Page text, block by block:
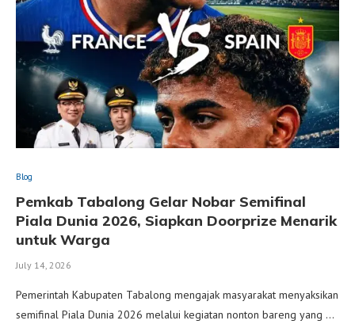
Blog
Pemkab Tabalong Gelar Nobar Semifinal
Piala Dunia 2026, Siapkan Doorprize Menarik
untuk Warga
July 14, 2026
Pemerintah Kabupaten Tabalong mengajak masyarakat menyaksikan
semifinal Piala Dunia 2026 melalui kegiatan nonton bareng yang …